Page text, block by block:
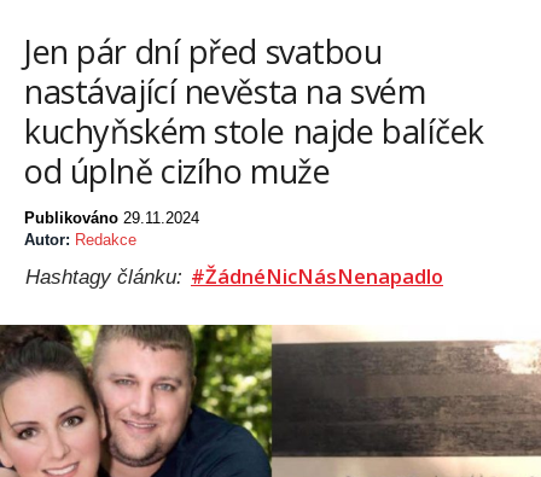
Jen pár dní před svatbou
nastávající nevěsta na svém
kuchyňském stole najde balíček
od úplně cizího muže
Publikováno 29.11.2024
Autor: Redakce
Hashtagy článku: #ŽádnéNicNásNenapadlo